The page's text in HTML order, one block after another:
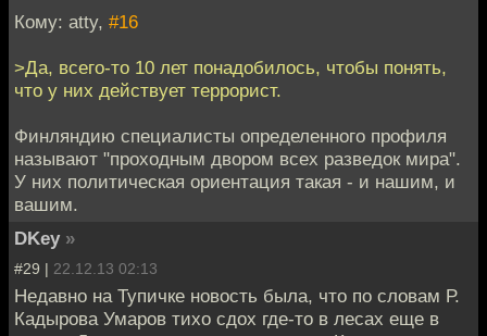
Кому: atty, #16
>Да, всего-то 10 лет понадобилось, чтобы понять,
что у них действует террорист.
Финляндию специалисты определенного профиля
называют "проходным двором всех разведок мира".
У них политическая ориентация такая - и нашим, и
вашим.
DKey »
#29 | 22.12.13 02:13
Недавно на Тупичке новость была, что по словам Р.
Кадырова Умаров тихо сдох где-то в лесах еще в